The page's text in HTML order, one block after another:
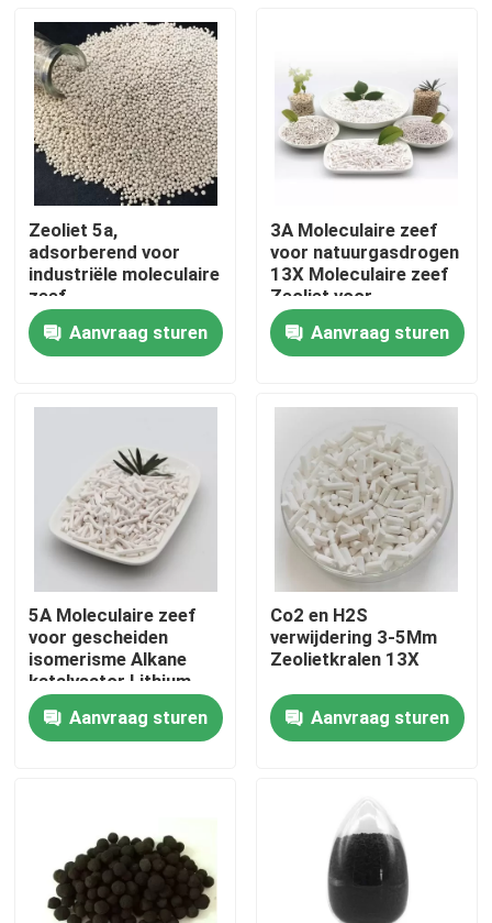
Thuis
Producten
Over ons
Fabriekstocht
Kwaliteitscontrole
Neem contact met ons op
PSA-moleculaire zeef
Moleculaire zeef zeoliet
Zeoliet 5a,
adsorberend voor
industriële moleculaire
zeef
Aanvraag sturen
3A Moleculaire zeef
voor natuurgasdrogen
13X Moleculaire zeef
Zeoliet voor
zuurstofconcentrator
Aanvraag sturen
5A Moleculaire zeef
voor gescheiden
isomerisme Alkane
katalysator Lithium
Moleculaire zeef
Zuurstof Mcm 22
Zeoliet
Aanvraag sturen
Co2 en H2S
verwijdering 3-5Mm
Zeolietkralen 13X
Aanvraag sturen